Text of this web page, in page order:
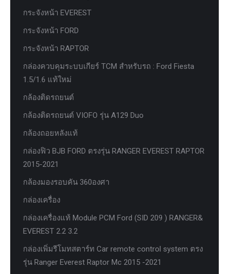
กระจังหน้า EVEREST
กระจังหน้า FORD
กระจังหน้า RAPTOR
กล่องควบคุมระบบเกียร์ TCM สำหรับรถ : Ford Fiesta
1.5/1.6 แท้ใหม่
กล้องติดรถยนต์
กล้องติดรถยนต์ VIOFO รุ่น A129 Duo
กล้องถอยหลังแท้
กล่องฟิว BJB FORD ตรงรุ่น RANGER EVEREST RAPTOR
2015-2021
กล้องมองรอบคัน 360องศา
กล่องเครื่อง
กล่องเครื่องแท้ Module PCM Ford (SID 209 ) RANGER&
EVEREST 2.2 3.2
กล่องเพิ่มรีโมทสตาร์ท Car remote control system ตรง
รุ่น Ranger Everest Raptor Mc 2015 -2021